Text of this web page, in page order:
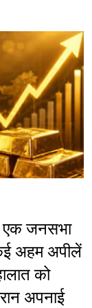
एक जनसभा
अहम अपीलें
को
अपनाई